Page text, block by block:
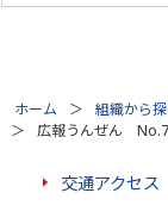
ホーム 組織から
広報うんぜん
交通アクセス